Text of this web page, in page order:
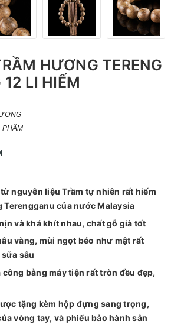
HƯƠNG TERENG
LI HIẾM
PHẨM
nguyên liệu Trầm tự nhiên rất hiếm
Terengganu của nước Malaysia
và khá khít nhau, chất gỗ già tốt
vàng, mùi ngọt béo như mật rất
sâu
bằng máy tiện rất tròn đều đẹp,
tặng kèm hộp đựng sang trọng,
vòng tay, và phiếu bảo hành sản